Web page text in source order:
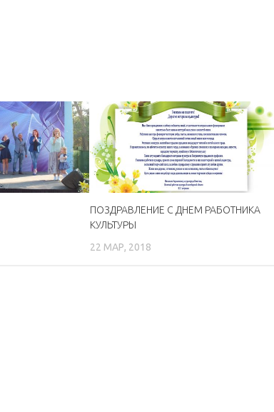
ПОЗДРАВЛЕНИЕ С ДНЕМ РАБОТНИКА
КУЛЬТУРЫ
22 МАР, 2018